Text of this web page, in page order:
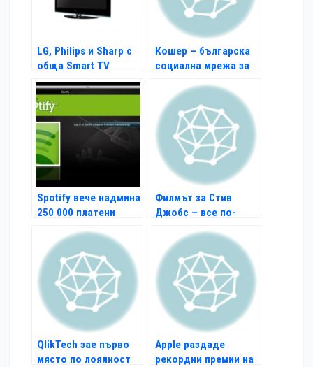
LG, Philips и Sharp с
обща Smart TV
платформа
Кошер – българска
социална мрежа за
Spotify вече надмина
250 000 платени
Филмът за Стив
Джобс – все по-
QlikTech зае първо
място по лоялност
Apple раздаде
рекордни премии на